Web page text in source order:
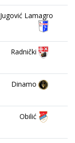
Jugović Lamagro
Radnički
Dinamo
Obilić